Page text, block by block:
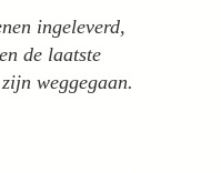
ingeleverd,
de laatste
weggegaan.